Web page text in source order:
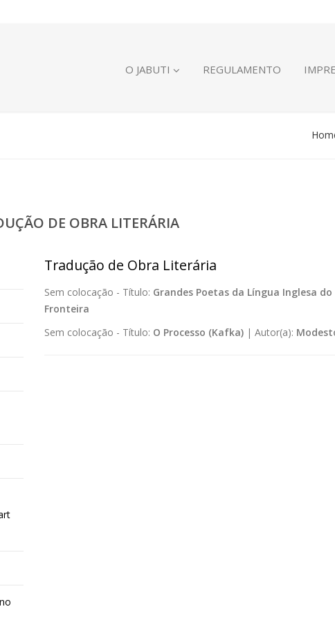
O JABUTI REGULAMENTO
DE OBRA LITERÁRIA
Tradução de Obra Literária
Sem colocação - Título: Grandes Poetas da Língua Inglesa do
Fronteira
Sem colocação - Título: O Processo (Kafka)| Autor(a):